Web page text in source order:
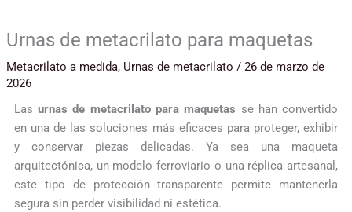
Urnas de metacrilato para maquetas
Metacrilato a medida, Urnas de metacrilato / 26 de marzo de
2026
Lasurnas de metacrilato para maquetas se han convertido
en una de las soluciones más eficaces para proteger, exhibir
y conservar piezas delicadas. Ya sea una maqueta
arquitectónica, un modelo ferroviario o una réplica artesanal,
este tipo de protección transparente permite mantenerla
segura sin perder visibilidad ni estética.